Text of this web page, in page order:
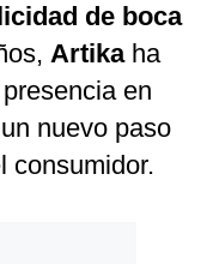
de boca
Artika ha
en
nuevo paso
consumidor.